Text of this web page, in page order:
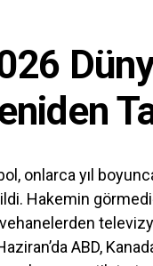
onlarca yıl
Hakemin
ABD,